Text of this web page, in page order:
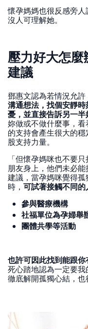
懷孕媽媽也很反感旁
沒人可理解她。
壓力好大怎
建議
鄧惠文認為若情況允
溝通想法，找個安靜
憂，並直接告訴另一
妳做或不做什麼事，
的支持會產生很大的
股支持力量。
「但懷孕媽咪也不要
朋友身上，他們未必
建議，當孕媽咪覺得
時， 可試著接觸不同的
參與醫療機構
社福單位為孕婦舉
團體共學等活動
也許可因此找到能跟
死心踏地認為一定要
徹底解開孤獨心結，也